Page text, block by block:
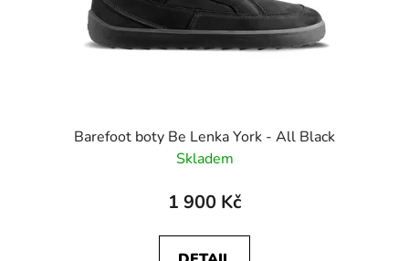
Barefoot boty Be Lenka York - All Black
Skladem
1 900 Kč